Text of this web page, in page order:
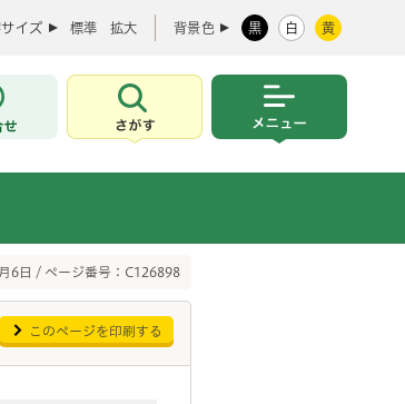
イズ 標準 拡大 背景色 黒 白 黄
問合せ
さがす
6日 / ページ番号：C126898
このページを印刷する